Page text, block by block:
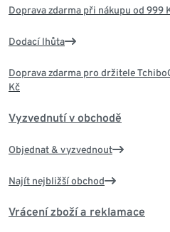
Doprava zdarma při nákupu od 999
Dodací lhůta
Doprava zdarma pro držitele
Kč
Vyzvednutí v obchodě
Objednat & vyzvednout
Najít nejbližší obchod
Vrácení zboží a reklamace